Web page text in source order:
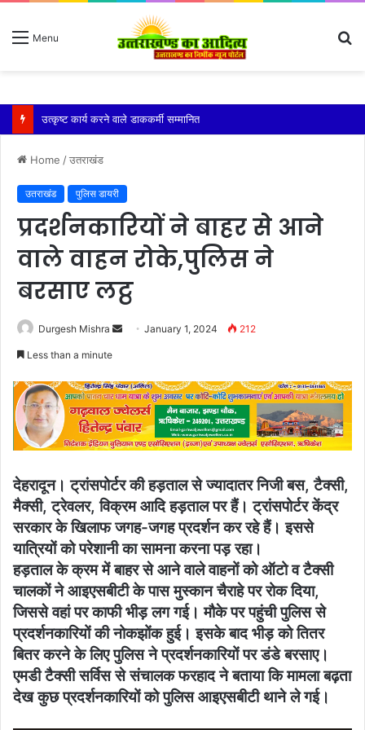
Menu
Home /उतराखंड
उतराखंड पुलिस डायरी
प्रदर्शनकारियों ने बाहर से आने
वाले वाहन रोके,पुलिस ने
बरसाए लट्ठ
Durgesh Mishra
Send January 1, 2024 212
Less than a minute
देहरादून। ट्रांसपोर्टर की हड़ताल से ज्यादातर निजी बस, टैक्सी,
मैक्सी, ट्रेवलर, विक्रम आदि हड़ताल पर हैं। ट्रांसपोर्टर केंद्र
सरकार के खिलाफ जगह-जगह प्रदर्शन कर रहे हैं। इससे
यात्रियों को परेशानी का सामना करना पड़ रहा।
हड़ताल के क्रम में बाहर से आने वाले वाहनों को ऑटो व टैक्सी
चालकों ने आइएसबीटी के पास मुस्कान चैराहे पर रोक दिया,
जिससे वहां पर काफी भीड़ लग गई। मौके पर पहुंची पुलिस से
प्रदर्शनकारियों की नोकझोंक हुई। इसके बाद भीड़ को तितर
बितर करने के लिए पुलिस ने प्रदर्शनकारियों पर डंडे बरसाए।
एमडी टैक्सी सर्विस से संचालक फरहाद ने बताया कि मामला बढ़ता
देख कुछ प्रदर्शनकारियों को पुलिस आइएसबीटी थाने ले गई।